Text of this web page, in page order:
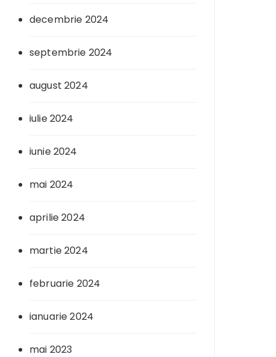
decembrie 2024
septembrie 2024
august 2024
iulie 2024
iunie 2024
mai 2024
aprilie 2024
martie 2024
februarie 2024
ianuarie 2024
mai 2023